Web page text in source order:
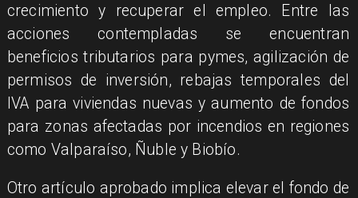
crecimiento y recuperar el empleo. Entre las
acciones contempladas se encuentran
beneficios tributarios para pymes, agilización de
permisos de inversión, rebajas temporales del
IVA para viviendas nuevas y aumento de fondos
para zonas afectadas por incendios en regiones
como Valparaíso, Ñuble y Biobío.
Otro artículo aprobado implica elevar el fondo de